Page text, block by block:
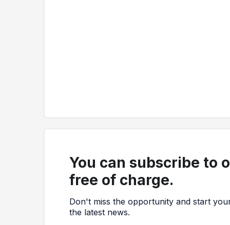
You can subscribe to
free of charge.
Don't miss the opportunity and start
the latest news.